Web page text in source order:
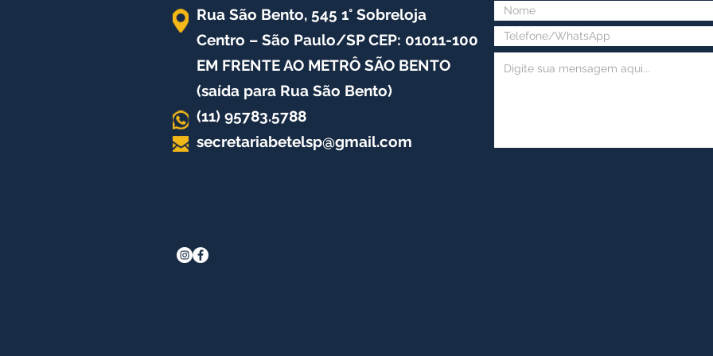
Rua São Bento, 545 1° Sobreloja
Centro – São Paulo/SP CEP: 01011-100
EM FRENTE AO METRÔ SÃO BENTO
(saída para Rua São Bento)
(11) 95783.5788
secretariabetelsp@gmail.com